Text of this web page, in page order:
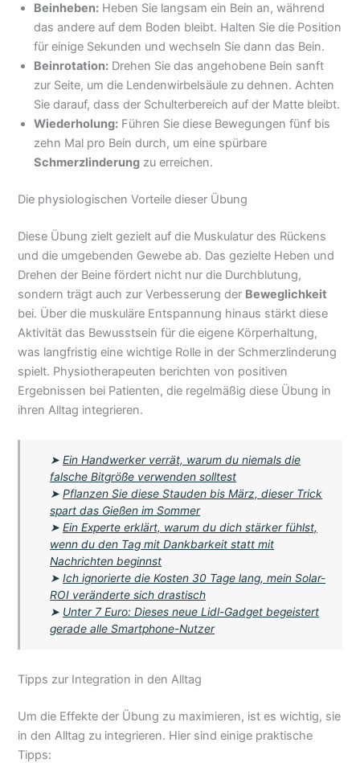
Beinheben: Heben Sie langsam ein Bein an, während
das andere auf dem Boden bleibt. Halten Sie die Position
für einige Sekunden und wechseln Sie dann das Bein.
Beinrotation: Drehen Sie das angehobene Bein sanft
zur Seite, um die Lendenwirbelsäule zu dehnen. Achten
Sie darauf, dass der Schulterbereich auf der Matte bleibt.
Wiederholung: Führen Sie diese Bewegungen fünf bis
zehn Mal pro Bein durch, um eine spürbare
Schmerzlinderung zu erreichen.
Die physiologischen Vorteile dieser Übung
Diese Übung zielt gezielt auf die Muskulatur des Rückens
und die umgebenden Gewebe ab. Das gezielte Heben und
Drehen der Beine fördert nicht nur die Durchblutung,
sondern trägt auch zur Verbesserung der Beweglichkeit
bei. Über die muskuläre Entspannung hinaus stärkt diese
Aktivität das Bewusstsein für die eigene Körperhaltung,
was langfristig eine wichtige Rolle in der Schmerzlinderung
spielt. Physiotherapeuten berichten von positiven
Ergebnissen bei Patienten, die regelmäßig diese Übung in
ihren Alltag integrieren.
➤Ein Handwerker verrät, warum du niemals die
falsche Bitgröße verwenden solltest
➤Pflanzen Sie diese Stauden bis März, dieser Trick
spart das Gießen im Sommer
➤Ein Experte erklärt, warum du dich stärker fühlst,
wenn du den Tag mit Dankbarkeit statt mit
Nachrichten beginnst
➤Ich ignorierte die Kosten 30 Tage lang, mein Solar-
ROI veränderte sich drastisch
➤ Unter 7 Euro: Dieses neue Lidl-Gadget begeistert
gerade alle Smartphone-Nutzer
Tipps zur Integration in den Alltag
Um die Effekte der Übung zu maximieren, ist es wichtig, sie
in den Alltag zu integrieren. Hier sind einige praktische
Tipps: